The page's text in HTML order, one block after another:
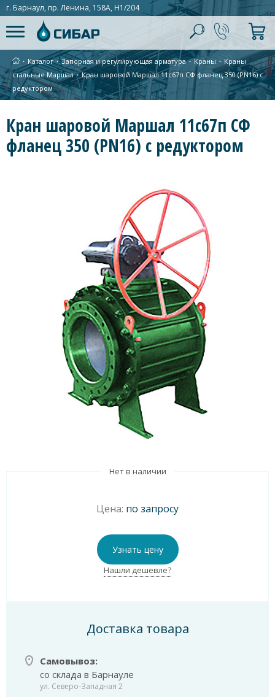
г. Барнаул, пр. Ленина, 158А, Н1/204
∙ Каталог ∙Запорная и регулирующая арматура ∙Краны ∙ Краны
стальные Маршал ∙Кран шаровой Маршал 11с67п СФ фланец 350 (PN16) с
редуктором
Кран шаровой Маршал 11с67п СФ
фланец 350 (PN16) с редуктором
Нет в наличии
Цена: по запросу
Узнать цену
Нашли дешевле?
Доставка товара
Самовывоз:
со склада в Барнауле
ул. Северо-Западная 2